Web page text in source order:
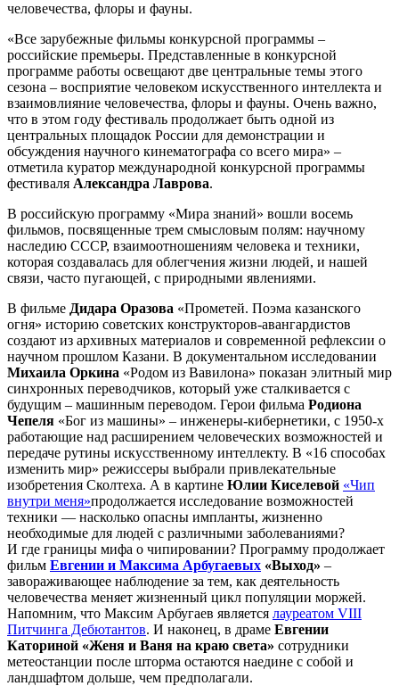
человечества, флоры и фауны.
«Все зарубежные фильмы конкурсной программы –
российские премьеры. Представленные в конкурсной
программе работы освещают две центральные темы этого
сезона – восприятие человеком искусственного интеллекта и
взаимовлияние человечества, флоры и фауны. Очень важно,
что в этом году фестиваль продолжает быть одной из
центральных площадок России для демонстрации и
обсуждения научного кинематографа со всего мира» –
отметила куратор международной конкурсной программы
фестиваля Александра Лаврова.
В российскую программу «Мира знаний» вошли восемь
фильмов, посвященные трем смысловым полям: научному
наследию СССР, взаимоотношениям человека и техники,
которая создавалась для облегчения жизни людей, и нашей
связи, часто пугающей, с природными явлениями.
В фильме Дидара Оразова «Прометей. Поэма казанского
огня» историю советских конструкторов-авангардистов
создают из архивных материалов и современной рефлексии о
научном прошлом Казани. В документальном исследовании
Михаила Оркина «Родом из Вавилона» показан элитный мир
синхронных переводчиков, который уже сталкивается с
будущим – машинным переводом. Герои фильма Родиона
Чепеля «Бог из машины» – инженеры-кибернетики, с 1950-х
работающие над расширением человеческих возможностей и
передаче рутины искусственному интеллекту. В «16 способах
изменить мир» режиссеры выбрали привлекательные
изобретения Сколтеха. А в картине Юлии Киселевой «Чип
внутри меня»продолжается исследование возможностей
техники — насколько опасны импланты, жизненно
необходимые для людей с различными заболеваниями?
И где границы мифа о чипировании? Программу продолжает
фильм Евгении и Максима Арбугаевых «Выход» –
завораживающее наблюдение за тем, как деятельность
человечества меняет жизненный цикл популяции моржей.
Напомним, что Максим Арбугаев является лауреатом VIII
Питчинга Дебютантов. И наконец, в драме Евгении
Каториной «Женя и Ваня на краю света» сотрудники
метеостанции после шторма остаются наедине с собой и
ландшафтом дольше, чем предполагали.